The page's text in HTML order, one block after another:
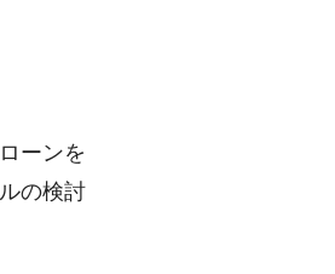
ーンを
の検討